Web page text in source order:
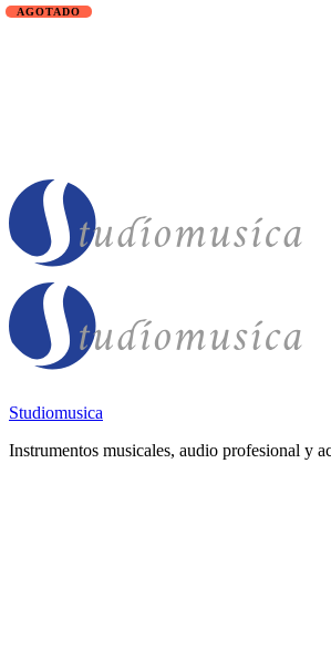
Studiomusica
Instrumentos musicales, audio profesional y